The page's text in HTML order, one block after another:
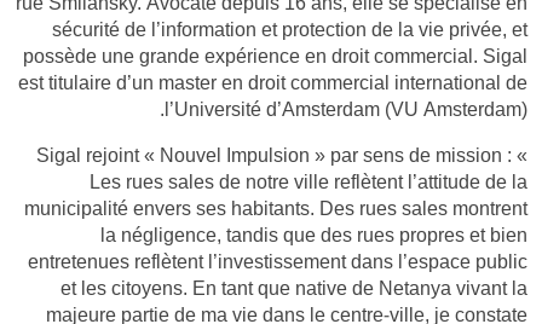
sécurité de l’information et protection de la vie privée, et
possède une grande expérience en droit commercial. Sigal
est titulaire d’un master en droit commercial international de
l’Université d’Amsterdam (VU Amsterdam).
Sigal rejoint « Nouvel Impulsion » par sens de mission : «
Les rues sales de notre ville reflètent l’attitude de la
municipalité envers ses habitants. Des rues sales montrent
la négligence, tandis que des rues propres et bien
entretenues reflètent l’investissement dans l’espace public
et les citoyens. En tant que native de Netanya vivant la
majeure partie de ma vie dans le centre-ville, je constate